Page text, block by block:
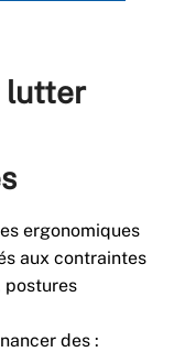
lutter
ergonomiques
aux contraintes
postures
des :